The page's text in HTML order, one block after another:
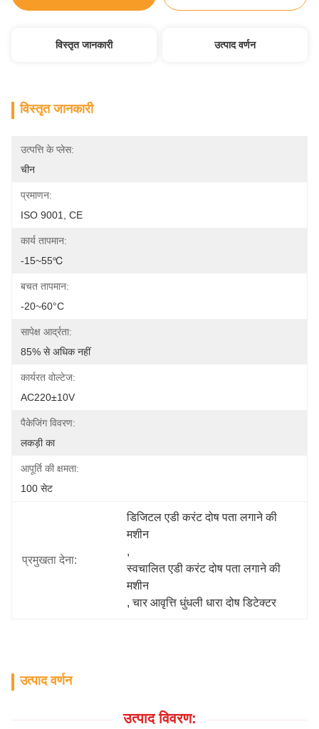
विस्तृत जानकारी उत्पाद वर्णन
विस्तृत जानकारी
उत्पत्ति के प्लेस:
चीन
प्रमाणन:
ISO 9001, CE
कार्य तापमान:
-15~55℃
बचत तापमान:
-20~60°C
सापेक्ष आर्द्रता:
85% से अधिक नहीं
कार्यरत वोल्टेज:
AC220±10V
पैकेजिंग विवरण:
लकड़ी का
आपूर्ति की क्षमता:
100 सेट
प्रमुखता देना:
डिजिटल एडी करंट दोष पता लगाने की
मशीन
,
स्वचालित एडी करंट दोष पता लगाने की
मशीन
, चार आवृत्ति धुंधली धारा दोष डिटेक्टर
उत्पाद वर्णन
उत्पाद विवरण: